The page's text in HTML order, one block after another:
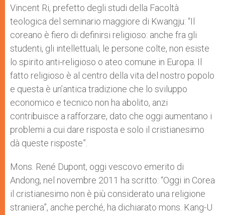
Vincent Ri, prefetto degli studi della Facoltà
teologica del seminario maggiore di Kwangju: “Il
coreano è fiero di definirsi religioso: anche fra gli
studenti, gli intellettuali, le persone colte, non esiste
lo spirito anti-religioso o ateo comune in Europa. Il
fatto religioso è al centro della vita del nostro popolo
e questa è un’antica tradizione che lo sviluppo
economico e tecnico non ha abolito, anzi
contribuisce a rafforzare, dato che oggi aumentano i
problemi a cui dare risposta e solo il cristianesimo
dà queste risposte”.
Mons. René Dupont, oggi vescovo emerito di
Andong, nel novembre 2011 ha scritto: “Oggi in Corea
il cristianesimo non è più considerato una religione
straniera”, anche perché, ha dichiarato mons. Kang-U